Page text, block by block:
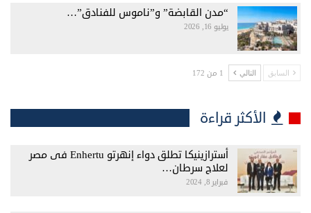
“مدن القابضة” و”ناموس للفنادق”…
يوليو 16, 2026
السابق التالي 1 من 172
الأكثر قراءة
أسترازينيكا تطلق دواء إنهرتو Enhertu فى مصر
لعلاج سرطان…
فبراير 8, 2024